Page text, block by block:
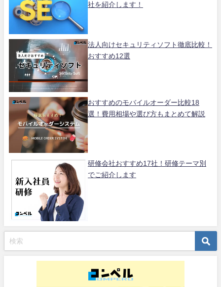
社を紹介します！
法人向けセキュリティソフト徹底比較！
おすすめ12選
おすすめのモバイルオーダー比較18
選！費用相場や選び方もまとめて解説
研修会社おすすめ17社！研修テーマ別
でご紹介します